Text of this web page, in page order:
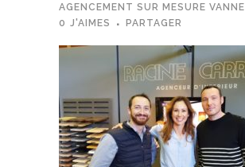
AGENCEMENT SUR MESURE
0 J'AIMES PARTAGER